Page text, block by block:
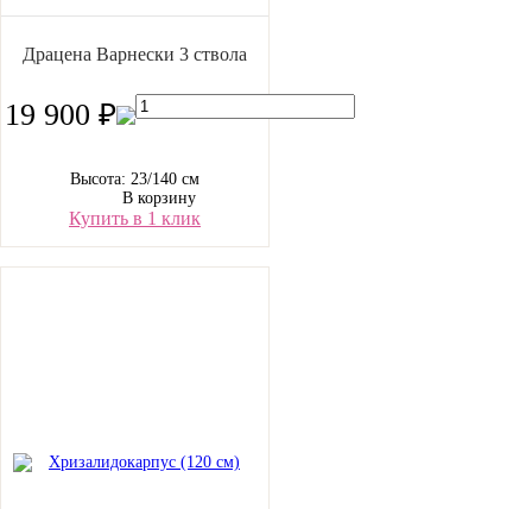
Драцена Варнески 3 ствола
19 900 ₽
Высота: 23/140 см
В корзину
Купить в 1 клик